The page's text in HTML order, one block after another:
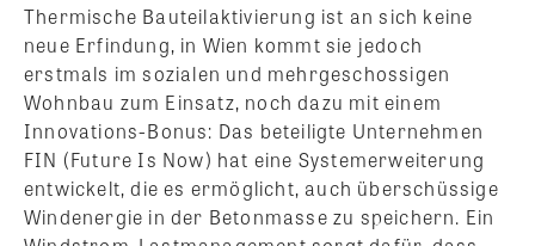
Thermische Bauteilaktivierung ist an sich keine
neue Erfindung, in Wien kommt sie jedoch
erstmals im sozialen und mehrgeschossigen
Wohnbau zum Einsatz, noch dazu mit einem
Innovations-Bonus: Das beteiligte Unternehmen
FIN (Future Is Now) hat eine Systemerweiterung
entwickelt, die es ermöglicht, auch überschüssige
Windenergie in der Betonmasse zu speichern. Ein